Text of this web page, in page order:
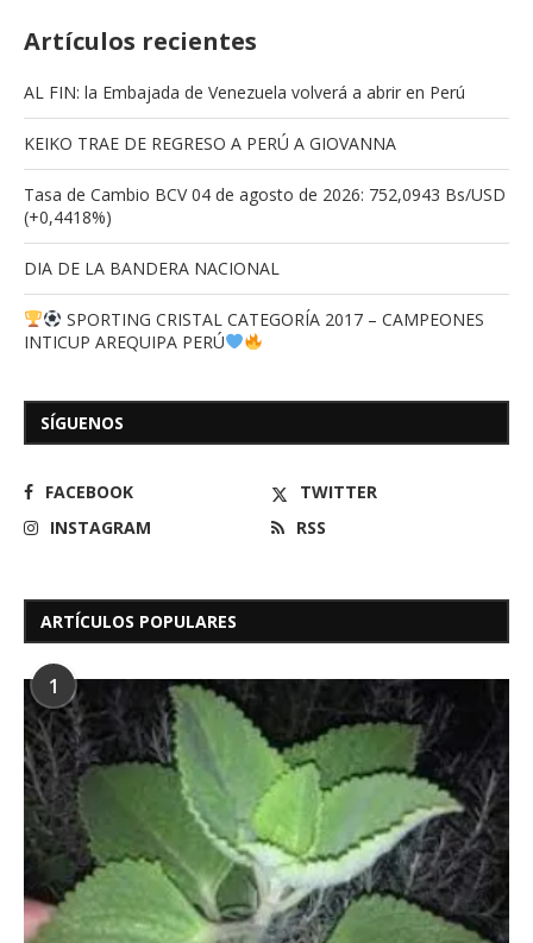
Artículos recientes
AL FIN: la Embajada de Venezuela volverá a abrir en Perú
KEIKO TRAE DE REGRESO A PERÚ A GIOVANNA
Tasa de Cambio BCV 04 de agosto de 2026: 752,0943 Bs/USD
(+0,4418%)
DIA DE LA BANDERA NACIONAL
SPORTING CRISTAL CATEGORÍA 2017 – CAMPEONES
INTICUP AREQUIPA PERÚ
SÍGUENOS
FACEBOOK
TWITTER
INSTAGRAM
RSS
ARTÍCULOS POPULARES
1